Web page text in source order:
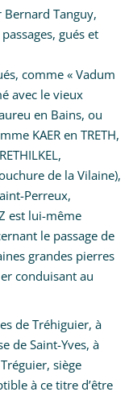
Tanguy,
gués et
comme « Vadum
avec le vieux
en Bains, ou
KAER en TRETH,
de la Vilaine),
Perreux,
est lui-même
le passage de
grandes pierres
conduisant au
de Tréhiguier, à
de Saint-Yves, à
siège
à ce titre d’être